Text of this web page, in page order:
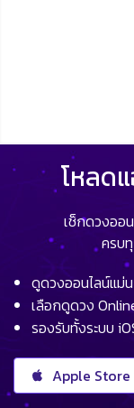
โหลด
เช็กดวงออ
ครบ
ดูดวงออนไลน์แม่
เลือกดูดวง
รองรับทั้งระบบ
Apple